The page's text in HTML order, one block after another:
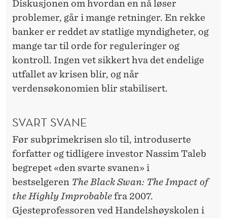
Diskusjonen om hvordan en nå løser
problemer, går i mange retninger. En rekke
banker er reddet av statlige myndigheter, og
mange tar til orde for reguleringer og
kontroll. Ingen vet sikkert hva det endelige
utfallet av krisen blir, og når
verdensøkonomien blir stabilisert.
SVART SVANE
Før subprimekrisen slo til, introduserte
forfatter og tidligere investor Nassim Taleb
begrepet «den svarte svanen» i
bestselgeren The Black Swan: The Impact of
the Highly Improbablefra 2007.
Gjesteprofessoren ved Handelshøyskolen i